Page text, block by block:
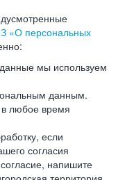
«О персональных
мы используем
данным.
любое время
если
согласия
напишите